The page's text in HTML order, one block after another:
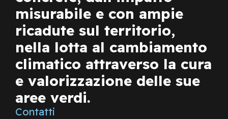
misurabile e con ampie
ricadute sul territorio,
nella lotta al cambiamento
climatico attraverso la cura
e valorizzazione delle sue
aree verdi.
Contatti